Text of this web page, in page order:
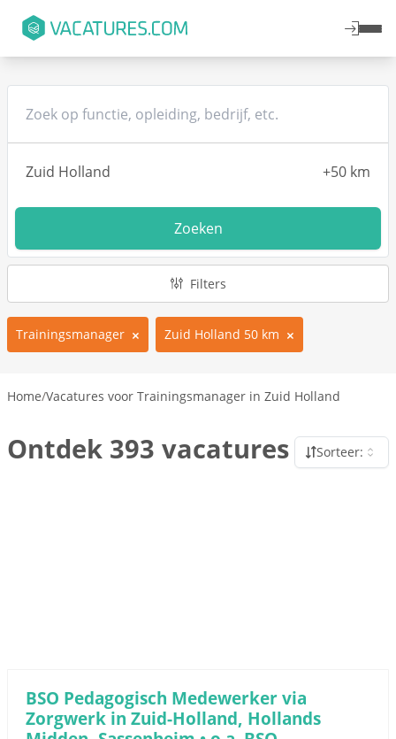
Zoeken
Filters
Trainingsmanager Zuid Holland 50 km
Home/Vacatures voor Trainingsmanager in Zuid Holland
Ontdek 393 vacatures Sorteer:
BSO Pedagogisch Medewerker via
Zorgwerk in Zuid-Holland, Hollands